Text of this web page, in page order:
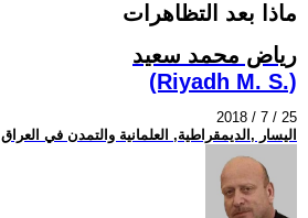
ماذا بعد التظاهرات
رياض محمد سعيد
(Riyadh M. S.)
2018 / 7 / 25
اليسار ,الديمقراطية, العلمانية والتمدن في العراق